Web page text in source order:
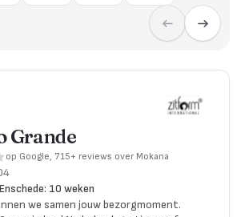
Grande
op Google, 715+ reviews over Mokana
10 weken
we samen jouw bezorgmoment.